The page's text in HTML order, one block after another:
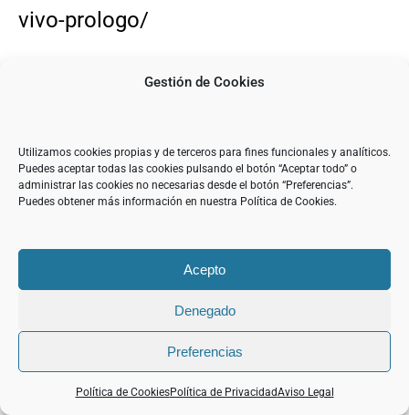
Gestión de Cookies
Utilizamos cookies propias y de terceros para fines funcionales y analíticos.
Puedes aceptar todas las cookies pulsando el botón “Aceptar todo” o
administrar las cookies no necesarias desde el botón “Preferencias”.
Puedes obtener más información en nuestra Política de Cookies.
Acepto
Denegado
Preferencias
Política de CookiesPolítica de PrivacidadAviso Legal
vivo-prologo/
HUESCA, HIJA DE PYRENE. LA
https://diariodelcampo.com/huesca-
hija-de-pyrene-la-jacetania-un-
HUESCA, HIJA DE PYRENE. ALTO
https://diariodelcampo.com/huesca-
hija-de-pyrene-alto-gallego-un-